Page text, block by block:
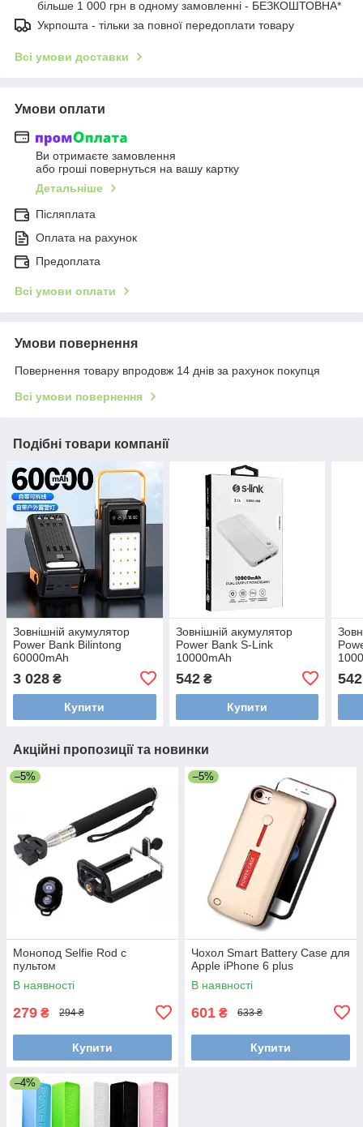
більше 1 000 грн в одному замовленні - БЕЗКОШТОВНА*
Укрпошта - тільки за повної передоплати товару
Всі умови доставки
Умови оплати
Ви отримаєте замовлення
або гроші повернуться на вашу картку
Детальніше
Післяплата
Оплата на рахунок
Предоплата
Всі умови оплати
Умови повернення
Повернення товару впродовж 14 днів за рахунок покупця
Всі умови повернення
Подібні товари компанії
Зовнішній акумулятор
Power Bank Bilintong
60000mAh
3 028 ₴
Купити
Зовнішній акумулятор
Power Bank S-Link
10000mAh
542₴
Купити
542
Акційні пропозиції та новинки
–5%
Монопод Selfie Rod c
пультом
В наявності
279 ₴ 294 ₴
Купити
–5%
Чохол Smart Battery Case для
Apple iPhone 6 plus
В наявності
601 ₴ 633 ₴
Купити
–4%